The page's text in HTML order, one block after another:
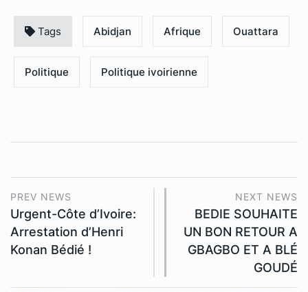
Tags Abidjan Afrique Ouattara
Politique Politique ivoirienne
PREV NEWS
Urgent-Côte d’Ivoire:
Arrestation d’Henri
Konan Bédié !
NEXT NEWS
BEDIE SOUHAITE
UN BON RETOUR A
GBAGBO ET A BLÉ
GOUDÉ